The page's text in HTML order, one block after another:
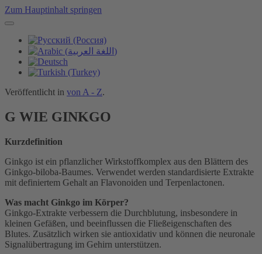
Zum Hauptinhalt springen
Veröffentlicht in von A - Z.
G WIE GINKGO
Kurzdefinition
Ginkgo ist ein pflanzlicher Wirkstoffkomplex aus den Blättern des
Ginkgo-biloba-Baumes. Verwendet werden standardisierte Extrakte
mit definiertem Gehalt an Flavonoiden und Terpenlactonen.
Was macht Ginkgo im Körper?
Ginkgo-Extrakte verbessern die Durchblutung, insbesondere in
kleinen Gefäßen, und beeinflussen die Fließeigenschaften des
Blutes. Zusätzlich wirken sie antioxidativ und können die neuronale
Signalübertragung im Gehirn unterstützen.